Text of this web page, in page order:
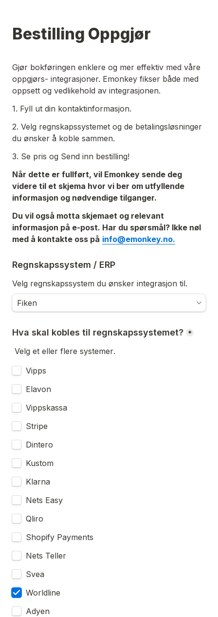
Bestilling Oppgjør
Gjør bokføringen enklere og mer effektiv med våre
oppgjørs- integrasjoner. Emonkey fikser både med
oppsett og vedlikehold av integrasjonen.
1. Fyll ut din kontaktinformasjon.
2. Velg regnskapssystemet og de betalingsløsninger
du ønsker å koble sammen.
3. Se pris og Send inn bestilling!
Når dette er fullført, vil Emonkey sende deg
videre til et skjema hvor vi ber om utfyllende
informasjon og nødvendige tilganger.
Du vil også motta skjemaet og relevant
informasjon på e-post. Har du spørsmål? Ikke nøl
med å kontakte oss på info@emonkey.no.
Regnskapssystem / ERP
Velg regnskapssystem du ønsker integrasjon til.
Hva skal kobles til regnskapssystemet? *
Velg et eller flere systemer.
Vipps
Elavon
Vippskassa
Stripe
Dintero
Kustom
Klarna
Nets Easy
Qliro
Shopify Payments
Nets Teller
Svea
Worldline
Adyen